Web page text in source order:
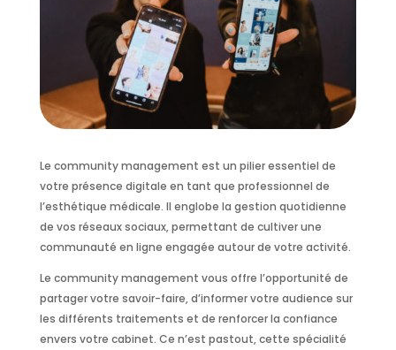
Le community management est un pilier essentiel de
votre présence digitale en tant que professionnel de
l’esthétique médicale. Il englobe la gestion quotidienne
de vos réseaux sociaux, permettant de cultiver une
communauté en ligne engagée autour de votre activité.
Le community management vous offre l’opportunité de
partager votre savoir-faire, d’informer votre audience sur
les différents traitements et de renforcer la confiance
envers votre cabinet. Ce n’est pastout, cette spécialité